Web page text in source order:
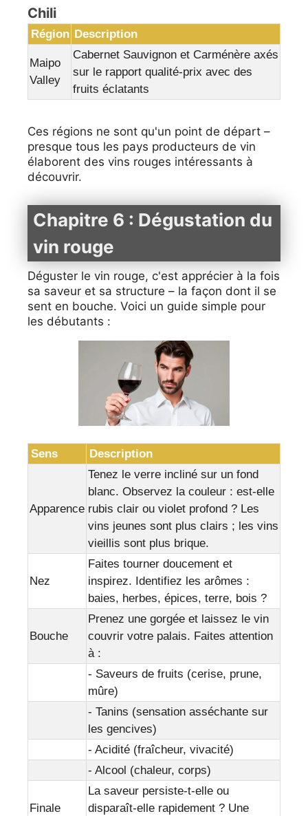
Chili
Région Description
Maipo
Valley
Cabernet Sauvignon et Carménère axés
sur le rapport qualité-prix avec des
fruits éclatants
Ces régions ne sont qu'un point de départ –
presque tous les pays producteurs de vin
élaborent des vins rouges intéressants à
découvrir.
Chapitre 6 : Dégustation du
vin rouge
Déguster le vin rouge, c'est apprécier à la fois
sa saveur et sa structure – la façon dont il se
sent en bouche. Voici un guide simple pour
les débutants :
Sens Description
Apparence
Tenez le verre incliné sur un fond
blanc. Observez la couleur : est-elle
rubis clair ou violet profond ? Les
vins jeunes sont plus clairs ; les vins
vieillis sont plus brique.
Nez
Faites tourner doucement et
inspirez. Identifiez les arômes :
baies, herbes, épices, terre, bois ?
Bouche
Prenez une gorgée et laissez le vin
couvrir votre palais. Faites attention
à :
- Saveurs de fruits (cerise, prune,
mûre)
- Tanins (sensation asséchante sur
les gencives)
- Acidité (fraîcheur, vivacité)
- Alcool (chaleur, corps)
Finale
La saveur persiste-t-elle ou
disparaît-elle rapidement ? Une